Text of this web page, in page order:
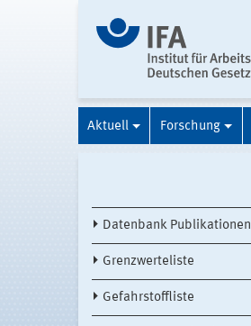
Aktuell Forschung
Datenbank Publikationen
Grenzwerteliste
Gefahrstoffliste